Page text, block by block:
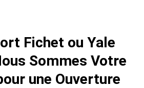
Fichet ou Yale
Sommes Votre
une Ouverture